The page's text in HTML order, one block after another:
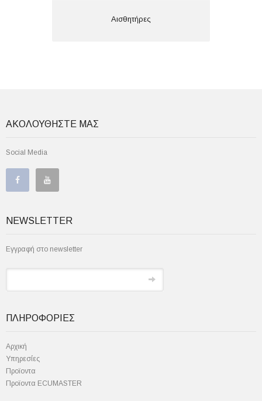
Αισθητήρες
ΑΚΟΛΟΥΘΗΣΤΕ ΜΑΣ
Social Media
NEWSLETTER
Εγγραφή στο newsletter
ΠΛΗΡΟΦΟΡΙΕΣ
Αρχική
Υπηρεσίες
Προϊοντα
Προϊοντα ECUMASTER